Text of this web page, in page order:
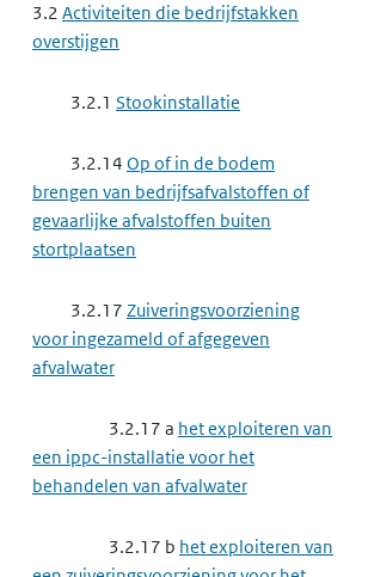
3.2 Activiteiten die bedrijfstakken
overstijgen
3.2.1 Stookinstallatie
3.2.14 Op of in de bodem
brengen van bedrijfsafvalstoffen of
gevaarlijke afvalstoffen buiten
stortplaatsen
3.2.17 Zuiveringsvoorziening
voor ingezameld of afgegeven
afvalwater
3.2.17 a het exploiteren van
een ippc-installatie voor het
behandelen van afvalwater
3.2.17 b het exploiteren van